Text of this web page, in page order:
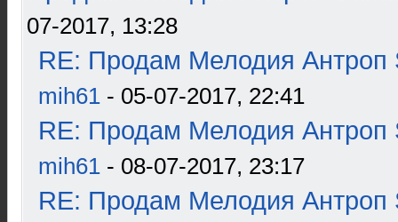
07-2017, 13:28
RE: Продам Мелодия Антроп
mih61 - 05-07-2017, 22:41
RE: Продам Мелодия Антроп
mih61 - 08-07-2017, 23:17
RE: Продам Мелодия Антроп